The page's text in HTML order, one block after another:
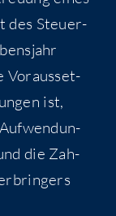
des Steu­er­
Vor­aus­set­
ist,
die Zah­